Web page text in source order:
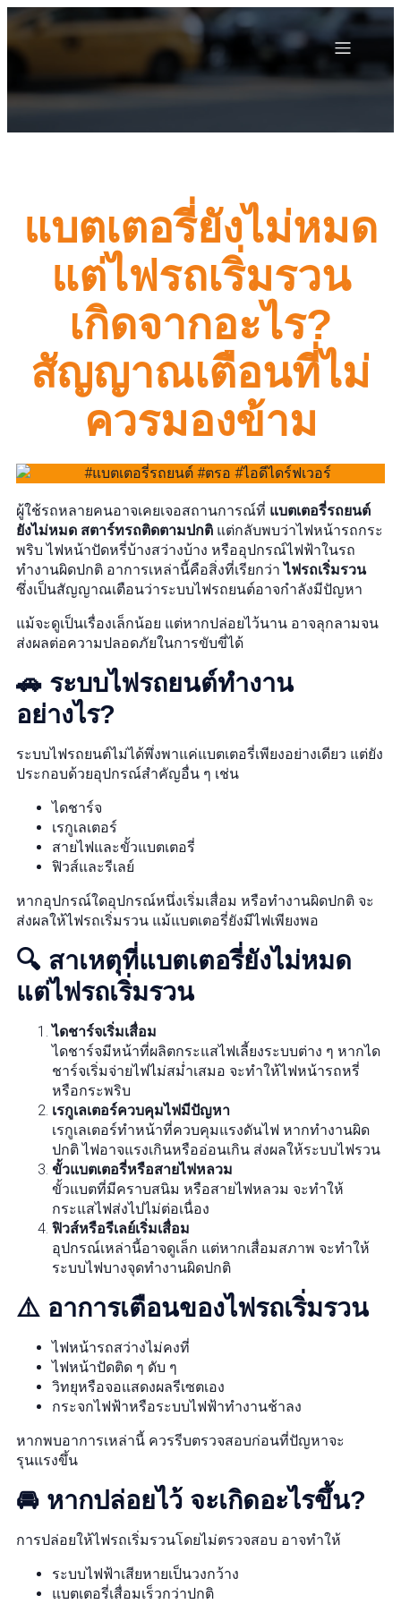
แบตเตอรี่ยังไม่หมด
แต่ไฟรถเริ่มรวน
เกิดจากอะไร?
สัญญาณเตือนที่ไม่
ควรมองข้าม
ผู้ใช้รถหลายคนอาจเคยเจอสถานการณ์ที่ แบตเตอรี่รถยนต์
ยังไม่หมด สตาร์ทรถติดตามปกติ แต่กลับพบว่าไฟหน้ารถกระ
พริบ ไฟหน้าปัดหรี่บ้างสว่างบ้าง หรืออุปกรณ์ไฟฟ้าในรถ
ทำงานผิดปกติ อาการเหล่านี้คือสิ่งที่เรียกว่าไฟรถเริ่มรวน
ซึ่งเป็นสัญญาณเตือนว่าระบบไฟรถยนต์อาจกำลังมีปัญหา
แม้จะดูเป็นเรื่องเล็กน้อย แต่หากปล่อยไว้นาน อาจลุกลามจน
ส่งผลต่อความปลอดภัยในการขับขี่ได้
🚗 ระบบไฟรถยนต์ทำงาน
อย่างไร?
ระบบไฟรถยนต์ไม่ได้พึ่งพาแค่แบตเตอรี่เพียงอย่างเดียว แต่ยัง
ประกอบด้วยอุปกรณ์สำคัญอื่น ๆ เช่น
ไดชาร์จ
เรกูเลเตอร์
สายไฟและขั้วแบตเตอรี่
ฟิวส์และรีเลย์
หากอุปกรณ์ใดอุปกรณ์หนึ่งเริ่มเสื่อม หรือทำงานผิดปกติ จะ
ส่งผลให้ไฟรถเริ่มรวน แม้แบตเตอรี่ยังมีไฟเพียงพอ
🔍 สาเหตุที่แบตเตอรี่ยังไม่หมด
แต่ไฟรถเริ่มรวน
ไดชาร์จเริ่มเสื่อม
ไดชาร์จมีหน้าที่ผลิตกระแสไฟเลี้ยงระบบต่าง ๆ หากได
ชาร์จเริ่มจ่ายไฟไม่สม่ำเสมอ จะทำให้ไฟหน้ารถหรี่
หรือกระพริบ
เรกูเลเตอร์ควบคุมไฟมีปัญหา
เรกูเลเตอร์ทำหน้าที่ควบคุมแรงดันไฟ หากทำงานผิด
ปกติ ไฟอาจแรงเกินหรืออ่อนเกิน ส่งผลให้ระบบไฟรวน
ขั้วแบตเตอรี่หรือสายไฟหลวม
ขั้วแบตที่มีคราบสนิม หรือสายไฟหลวม จะทำให้
กระแสไฟส่งไปไม่ต่อเนื่อง
ฟิวส์หรือรีเลย์เริ่มเสื่อม
อุปกรณ์เหล่านี้อาจดูเล็ก แต่หากเสื่อมสภาพ จะทำให้
ระบบไฟบางจุดทำงานผิดปกติ
⚠️ อาการเตือนของไฟรถเริ่มรวน
ไฟหน้ารถสว่างไม่คงที่
ไฟหน้าปัดติด ๆ ดับ ๆ
วิทยุหรือจอแสดงผลรีเซตเอง
กระจกไฟฟ้าหรือระบบไฟฟ้าทำงานช้าลง
หากพบอาการเหล่านี้ ควรรีบตรวจสอบก่อนที่ปัญหาจะ
รุนแรงขึ้น
🚘 หากปล่อยไว้ จะเกิดอะไรขึ้น?
การปล่อยให้ไฟรถเริ่มรวนโดยไม่ตรวจสอบ อาจทำให้
ระบบไฟฟ้าเสียหายเป็นวงกว้าง
แบตเตอรี่เสื่อมเร็วกว่าปกติ